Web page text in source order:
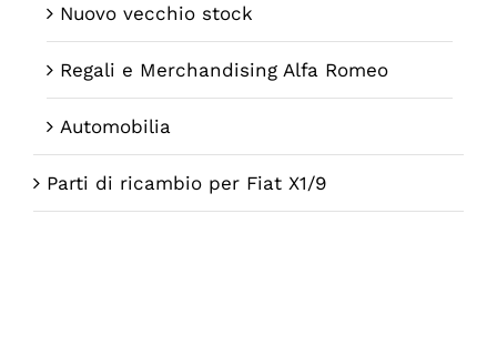
Nuovo vecchio stock
Regali e Merchandising Alfa Romeo
Automobilia
Parti di ricambio per Fiat X1/9